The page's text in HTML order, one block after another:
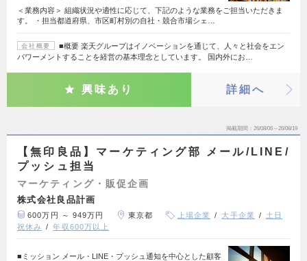
＜業務内容＞ 組織状況や適性に応じて、下記のような業務をご担当いただきま
す。 ・担当都道府県、市区町村別の自社・競合市場シェ…
会社概要
■概要 楽天グループはイノベーションを通じて、人々と社会をエン
パワーメントすることを経営の基本理念としています。 国内外にお…
興味あり 詳細へ
掲載期間 26/08/06～26/08/19
【無印良品】マーケティング部 メール/LINE/
プッシュ担当
マーケティング・販促企画
株式会社良品計画
600万円 ～ 949万円 東京都 上場企業 大手企業
土日
祝休み
年収600万以上
■ミッション メール・LINE・プッシュ通知を中心とした顧客